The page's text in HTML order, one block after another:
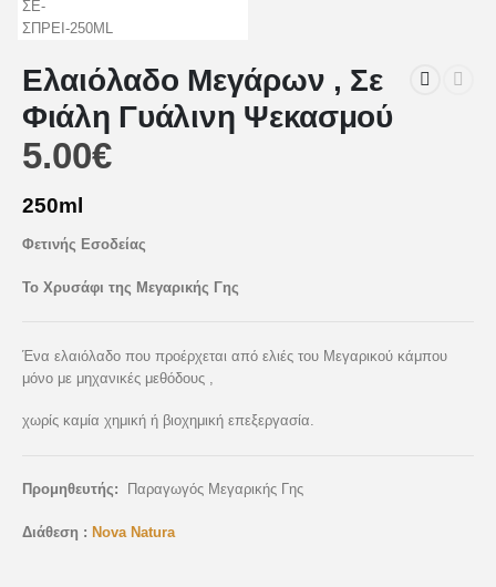
Ελαιόλαδο Μεγάρων , Σε
Φιάλη Γυάλινη Ψεκασμού
5.00€
250ml
Φετινής Εσοδείας
Το Χρυσάφι της Μεγαρικής Γης
Ένα ελαιόλαδο που προέρχεται από ελιές του Μεγαρικού κάμπου
μόνο με μηχανικές μεθόδους ,
χωρίς καμία χημική ή βιοχημική επεξεργασία.
Προμηθευτής: Παραγωγός Μεγαρικής Γης
Διάθεση : Nova Natura